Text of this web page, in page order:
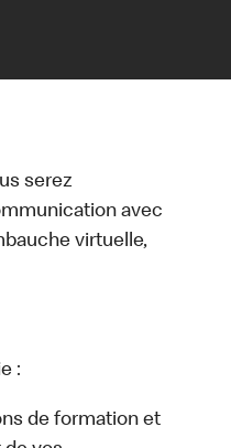
serez
avec
virtuelle,
:
de formation et